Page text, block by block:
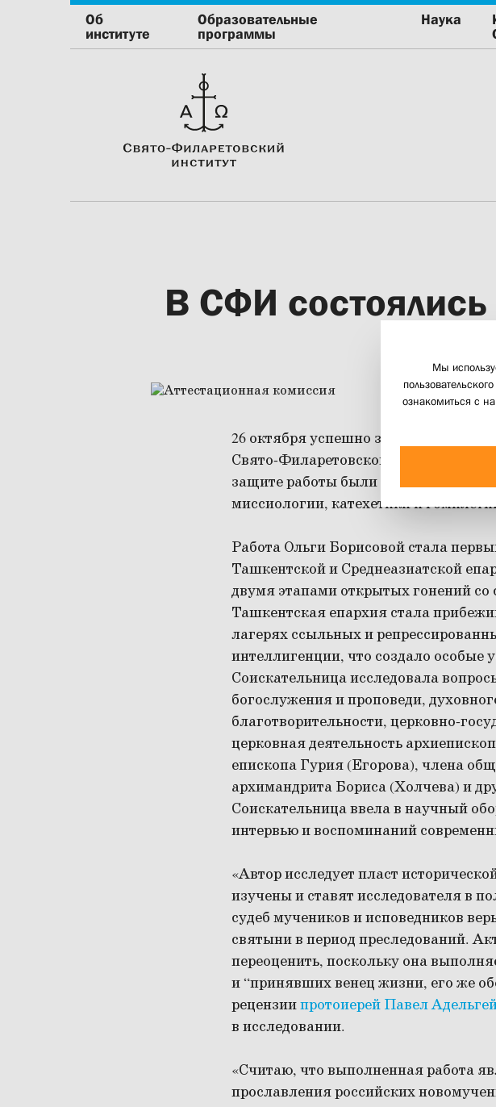
Об
институте
Образовательные
программы
Наука
В СФИ
26 октября успешно защитили
Свято-Филаретовского
защите работы были написаны на
миссиологии, катехетики и
Работа Ольги Борисовой стала
Ташкентской и Среднеазиатской
двумя этапами открытых гонений со
Ташкентская епархия стала
лагерях ссыльных и
интеллигенции, что создало особые
Соискательница исследовала
богослужения и проповеди,
благотворительности, церковно-
церковная деятельность
епископа Гурия (Егорова), члена
архимандрита Бориса (Холчева) и
Соискательница ввела в научный
интервью и воспоминаний
«Автор исследует пласт
изучены и ставят исследователя в
судеб мучеников и исповедников
святыни в период преследований.
переоценить, поскольку она
и “принявших венец жизни, его же
рецензиипротоиерей Павел
в исследовании.
«Считаю, что выполненная работа
прославления российских
Мы
ознакомиться с